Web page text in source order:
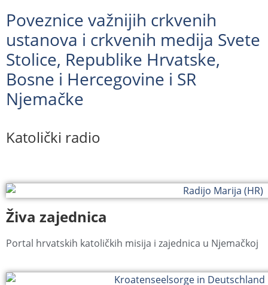
Poveznice važnijih crkvenih
ustanova i crkvenih medija Svete
Stolice, Republike Hrvatske,
Bosne i Hercegovine i SR
Njemačke
Katolički radio
Živa zajednica
Portal hrvatskih katoličkih misija i zajednica u Njemačkoj